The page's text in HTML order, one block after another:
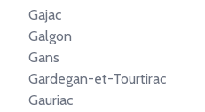
Gajac
Galgon
Gans
Gardegan-et-Tourtirac
Gauriac